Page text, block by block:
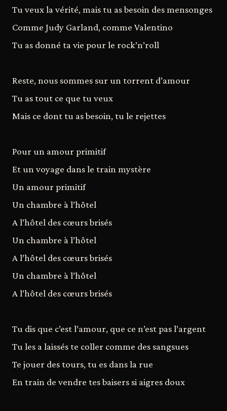
Tu veux la vérité, mais tu as besoin des mensonges
Comme Judy Garland, comme Valentino
Tu as donné ta vie pour le rock’n’roll
Reste, nous sommes sur un torrent d’amour
Tu as tout ce que tu veux
Mais ce dont tu as besoin, tu le rejettes
Pour un amour primitif
Et un voyage dans le train mystère
Un amour primitif
Un chambre à l’hôtel
A l’hôtel des cœurs brisés
Un chambre à l’hôtel
A l’hôtel des cœurs brisés
Un chambre à l’hôtel
A l’hôtel des cœurs brisés
Tu dis que c’est l’amour, que ce n’est pas l’argent
Tu les a laissés te coller comme des sangsues
Te jouer des tours, tu es dans la rue
En train de vendre tes baisers si aigres doux